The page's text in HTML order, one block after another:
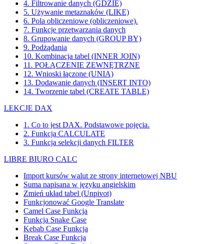
4. Filtrowanie danych (GDZIE)
5. Używanie metaznaków (LIKE)
6. Pola obliczeniowe (obliczeniowe).
7. Funkcje przetwarzania danych
8. Grupowanie danych (GROUP BY)
9. Podżądania
10. Kombinacja tabel (INNER JOIN)
11. POŁĄCZENIE ZEWNĘTRZNE
12. Wnioski łączone (UNIA)
13. Dodawanie danych (INSERT INTO)
14. Tworzenie tabel (CREATE TABLE)
LEKCJE DAX
1. Co to jest DAX. Podstawowe pojęcia.
2. Funkcja CALCULATE
3. Funkcja selekcji danych FILTER
LIBRE BIURO CALC
Import kursów walut ze strony internetowej NBU
Suma napisana w języku angielskim
Zmień układ tabel (Unpivot)
Funkcjonować Google Translate
Camel Case Funkcja
Funkcja Snake Case
Kebab Case Funkcja
Break Case Funkcja